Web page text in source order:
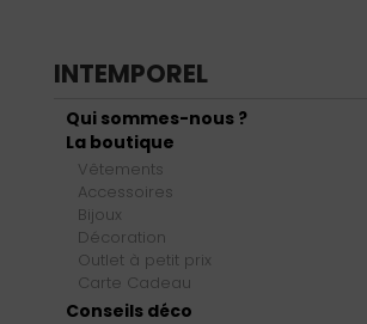
INTEMPOREL
Qui sommes-nous ?
La boutique
Vêtements
Accessoires
Bijoux
Décoration
Outlet à petit prix
Carte Cadeau
Conseils déco